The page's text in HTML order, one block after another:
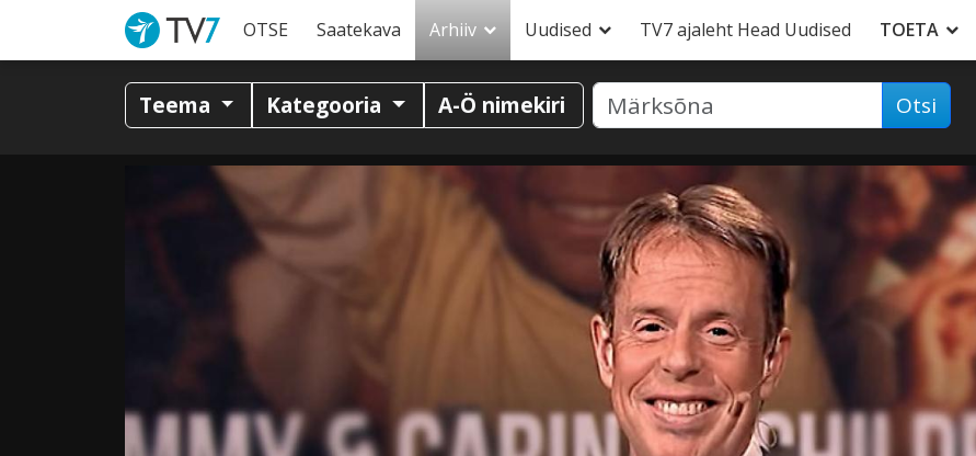
OTSE Saatekava Arhiiv Uudised TV7 ajaleht Head Uudised TOETA
Teema Kategooria A-Ö nimekiri Otsi